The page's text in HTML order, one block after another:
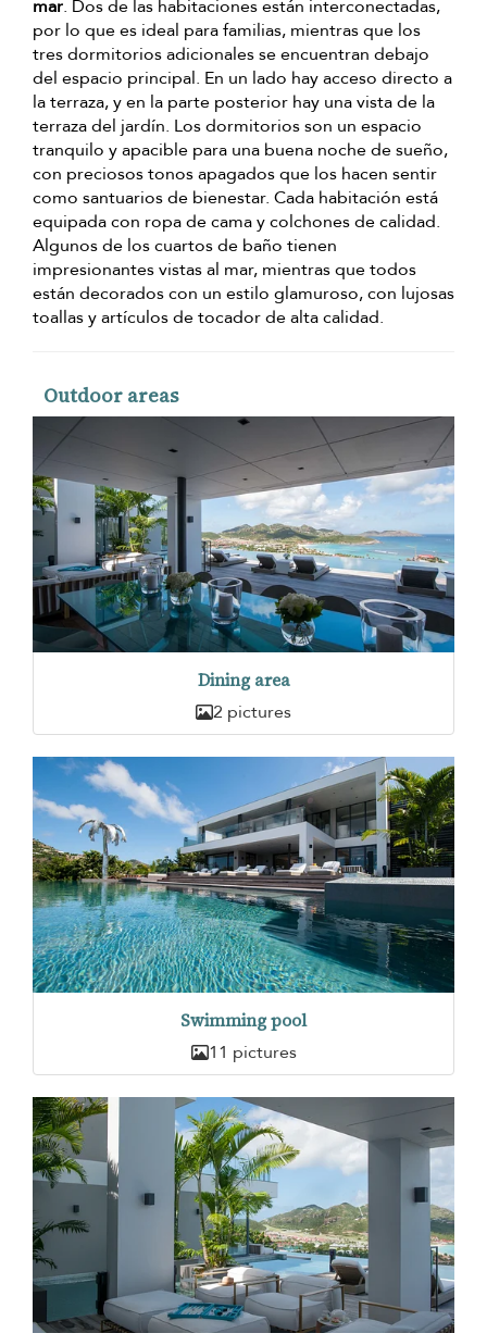
mar. Dos de las habitaciones están interconectadas,
por lo que es ideal para familias, mientras que los
tres dormitorios adicionales se encuentran debajo
del espacio principal. En un lado hay acceso directo a
la terraza, y en la parte posterior hay una vista de la
terraza del jardín. Los dormitorios son un espacio
tranquilo y apacible para una buena noche de sueño,
con preciosos tonos apagados que los hacen sentir
como santuarios de bienestar. Cada habitación está
equipada con ropa de cama y colchones de calidad.
Algunos de los cuartos de baño tienen
impresionantes vistas al mar, mientras que todos
están decorados con un estilo glamuroso, con lujosas
toallas y artículos de tocador de alta calidad.
Outdoor areas
Dining area
2 pictures
Swimming pool
11 pictures